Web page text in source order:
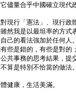
儘量合乎中國確立現代
現行「憲法」、現行政
然我是以最坦率的方式
己的看法強加於任何人
些是錯的，有些是對的
共事務的思考結果，提
算是特別不恰當的做法
健康，生活美滿。